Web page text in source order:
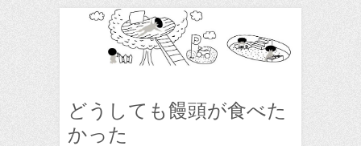
どうしても饅頭が食べた
かった